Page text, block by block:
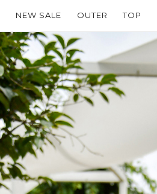
NEW SALE OUTER TOP